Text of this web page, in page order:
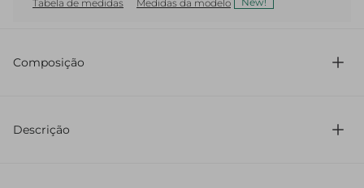
Tabela de medidas
Medidas da modelo
Composição
Descrição